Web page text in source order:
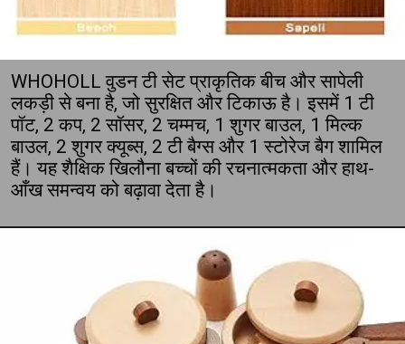
WHOHOLL वुडन टी सेट प्राकृतिक बीच और सापेली
लकड़ी से बना है, जो सुरक्षित और टिकाऊ है। इसमें 1 टी
पॉट, 2 कप, 2 सॉसर, 2 चम्मच, 1 शुगर बाउल, 1 मिल्क
बाउल, 2 शुगर क्यूब्स, 2 टी बैग्स और 1 स्टोरेज बैग शामिल
हैं। यह शैक्षिक खिलौना बच्चों की रचनात्मकता और हाथ-
आँख समन्वय को बढ़ावा देता है।